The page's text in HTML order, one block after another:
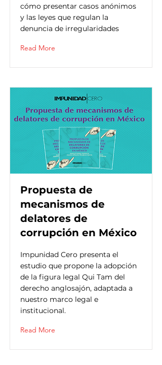
cómo presentar casos anónimos
y las leyes que regulan la
denuncia de irregularidades
Read More
Propuesta de
mecanismos de
delatores de
corrupción en México
Impunidad Cero presenta el
estudio que propone la adopción
de la figura legal Qui Tam del
derecho anglosajón, adaptada a
nuestro marco legal e
institucional.
Read More